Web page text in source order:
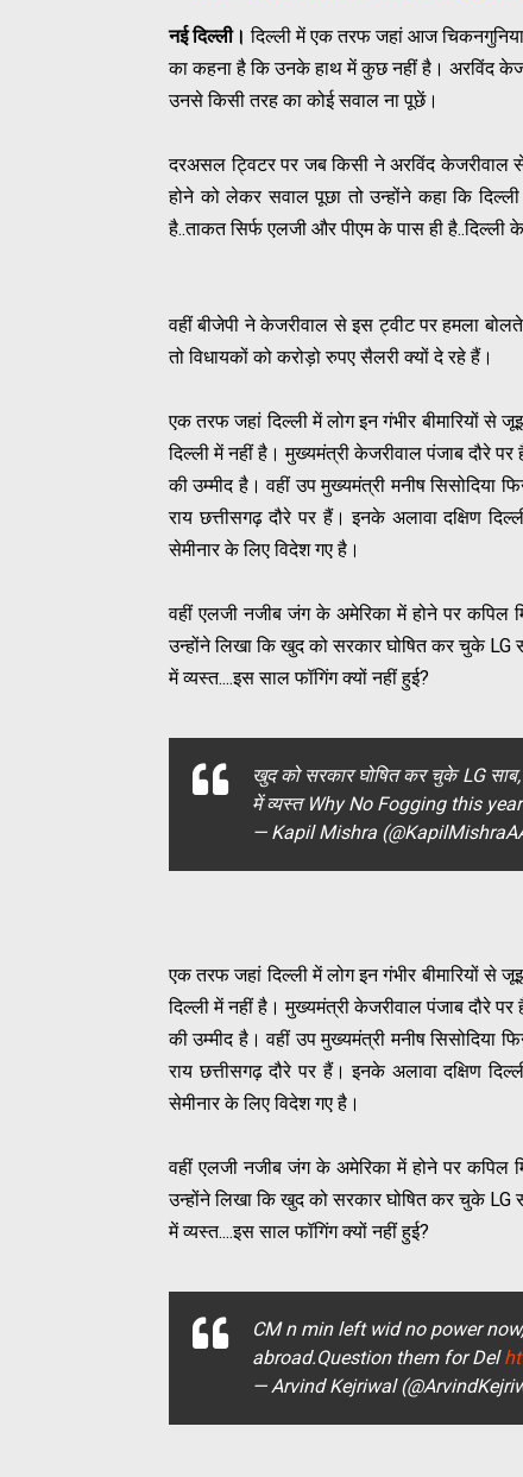
नई दिल्ली। दिल्ली में एक तरफ जहां आज
का कहना है कि उनके हाथ में कुछ नहीं है। अरविंद
उनसे किसी तरह का कोई सवाल ना पूछें।
दरअसल ट्विटर पर जब किसी ने अरविंद केजरीवाल
होने को लेकर सवाल पूछा तो उन्होंने कहा कि
है..ताकत सिर्फ एलजी और पीएम के पास ही है..दिल्ली
वहीं बीजेपी ने केजरीवाल से इस ट्वीट पर हमला
तो विधायकों को करोड़ो रुपए सैलरी क्यों दे रहे हैं।
एक तरफ जहां दिल्ली में लोग इन गंभीर बीमारियों से
दिल्ली में नहीं है। मुख्यमंत्री केजरीवाल पंजाब दौरे
की उम्मीद है। वहीं उप मुख्यमंत्री मनीष
राय छत्तीसगढ़ दौरे पर हैं। इनके अलावा दक्षिण
सेमीनार के लिए विदेश गए है।
वहीं एलजी नजीब जंग के अमेरिका में होने पर कपिल
उन्होंने लिखा कि खुद को सरकार घोषित कर चुके LG
में व्यस्त....इस साल फॉगिंग क्यों नहीं हुई?
खुद को सरकार घोषित कर चुके LG
में व्यस्त Why No Fogging this
— Kapil Mishra
एक तरफ जहां दिल्ली में लोग इन गंभीर बीमारियों से
दिल्ली में नहीं है। मुख्यमंत्री केजरीवाल पंजाब दौरे
की उम्मीद है। वहीं उप मुख्यमंत्री मनीष
राय छत्तीसगढ़ दौरे पर हैं। इनके अलावा दक्षिण
सेमीनार के लिए विदेश गए है।
वहीं एलजी नजीब जंग के अमेरिका में होने पर कपिल
उन्होंने लिखा कि खुद को सरकार घोषित कर चुके LG
में व्यस्त....इस साल फॉगिंग क्यों नहीं हुई?
CM n min left wid no power
abroad.Question them for Del
— Arvind Kejriwal